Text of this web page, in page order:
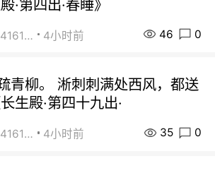
·第四出·春睡》
街友21416156 4小时前 46 0
青柳。 淅刺刺满处西风，都送
生殿·第四十九出·
街友21416156 4小时前 35 0